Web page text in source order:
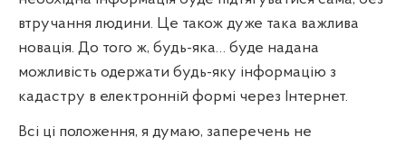
втручання людини. Це також дуже така важлива
новація. До того ж, будь-яка… буде надана
можливість одержати будь-яку інформацію з
кадастру в електронній формі через Інтернет.
Всі ці положення, я думаю, заперечень не